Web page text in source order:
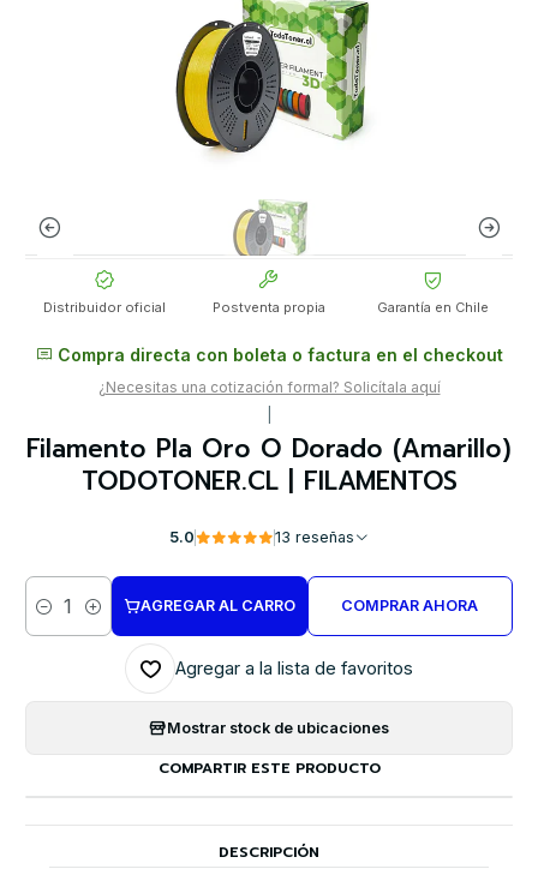
Distribuidor oficial Postventa propia Garantía en Chile
Compra directa con boleta o factura en el checkout
¿Necesitas una cotización formal? Solicítala aquí
Filamento Pla Oro O Dorado (Amarillo)
TODOTONER.CL | FILAMENTOS
5.0 13 reseñas
Cantidad
AGREGAR AL CARRO COMPRAR AHORA
Agregar a la lista de favoritos
Mostrar stock de ubicaciones
COMPARTIR ESTE PRODUCTO
DESCRIPCIÓN